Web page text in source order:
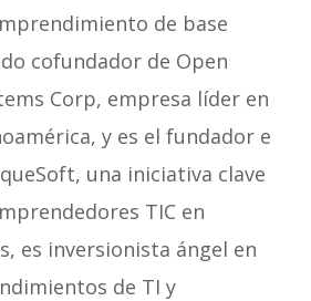
de base
cofundador de Open
Corp, empresa líder en
y es el fundador e
una iniciativa clave
TIC en
es inversionista ángel en
de TI y